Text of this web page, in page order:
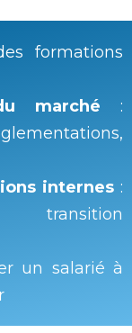
formations
marché :
internes:
transition
un salarié à